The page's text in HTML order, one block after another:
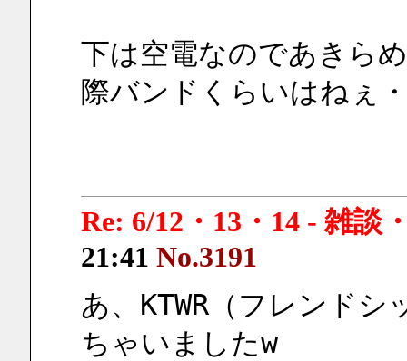
下は空電なのであきら
際バンドくらいはねぇ
Re: 6/12・13・14 - 雑談
21:41 No.3191
あ、KTWR（フレンド
ちゃいましたw